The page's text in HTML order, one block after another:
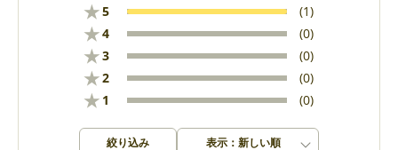
★5 (1)
★4 (0)
★3 (0)
★2 (0)
★ 1 (0)
絞り込み 表示：新しい順